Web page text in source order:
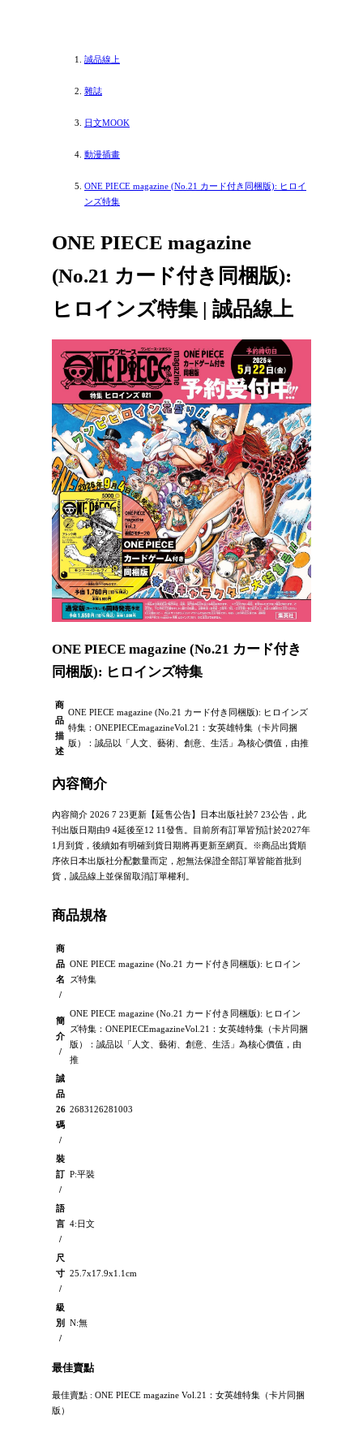
誠品線上
雜誌
日文MOOK
動漫插畫
ONE PIECE magazine (No.21 カード付き同梱版): ヒロイ
ンズ特集
ONE PIECE magazine
(No.21 カード付き同梱版):
ヒロインズ特集 | 誠品線上
ONE PIECE magazine (No.21 カード付き
同梱版): ヒロインズ特集
商
品
描
述
ONE PIECE magazine (No.21 カード付き同梱版): ヒロインズ
特集：ONEPIECEmagazineVol.21：女英雄特集（卡片同捆
版）：誠品以「人文、藝術、創意、生活」為核心價值，由推
內容簡介
內容簡介 2026 7 23更新【延售公告】日本出版社於7 23公告，此
刊出版日期由9 4延後至12 11發售。目前所有訂單皆預計於2027年
1月到貨，後續如有明確到貨日期將再更新至網頁。※商品出貨順
序依日本出版社分配數量而定，恕無法保證全部訂單皆能首批到
貨，誠品線上並保留取消訂單權利。
商品規格
商
品
名
/
ONE PIECE magazine (No.21 カード付き同梱版): ヒロイン
ズ特集
簡
介
/
ONE PIECE magazine (No.21 カード付き同梱版): ヒロイン
ズ特集：ONEPIECEmagazineVol.21：女英雄特集（卡片同捆
版）：誠品以「人文、藝術、創意、生活」為核心價值，由
推
誠
品
26
碼
/
2683126281003
裝
訂
/
P:平裝
語
言
/
4:日文
尺
寸
/
25.7x17.9x1.1cm
級
別
/
N:無
最佳賣點
最佳賣點 : ONE PIECE magazine Vol.21：女英雄特集（卡片同捆
版）